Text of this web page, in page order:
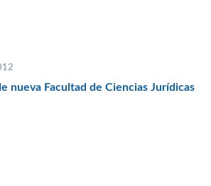
nueva Facultad de Ciencias Jurídicas